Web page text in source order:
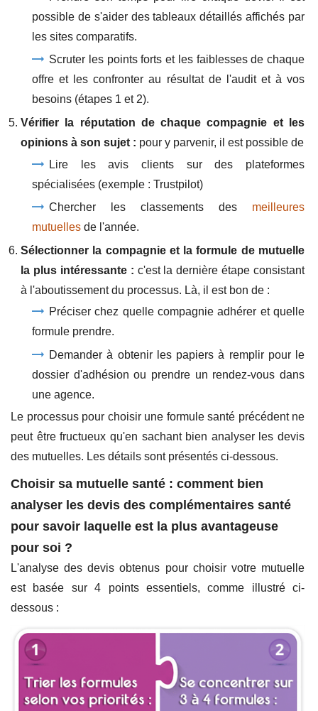
possible de s'aider des tableaux détaillés affichés par
les sites comparatifs.
Scruter les points forts et les faiblesses de chaque
offre et les confronter au résultat de l'audit et à vos
besoins (étapes 1 et 2).
Vérifier la réputation de chaque compagnie et les
opinions à son sujet : pour y parvenir, il est possible de
Lire les avis clients sur des plateformes
spécialisées (exemple : Trustpilot)
Chercher les classements des meilleures
mutuelles de l'année.
Sélectionner la compagnie et la formule de mutuelle
la plus intéressante : c'est la dernière étape consistant
à l'aboutissement du processus. Là, il est bon de :
Préciser chez quelle compagnie adhérer et quelle
formule prendre.
Demander à obtenir les papiers à remplir pour le
dossier d'adhésion ou prendre un rendez-vous dans
une agence.
Le processus pour choisir une formule santé précédent ne
peut être fructueux qu'en sachant bien analyser les devis
des mutuelles. Les détails sont présentés ci-dessous.
Choisir sa mutuelle santé : comment bien
analyser les devis des complémentaires santé
pour savoir laquelle est la plus avantageuse
pour soi ?
L'analyse des devis obtenus pour choisir votre mutuelle
est basée sur 4 points essentiels, comme illustré ci-
dessous :